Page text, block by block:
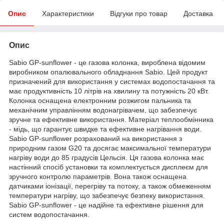
Опис Характеристики Відгуки про товар Доставка
Опис
Sabio GP-sunflower - це газова колонка, вироблена відомим
виробником опалювального обладнання Sabio. Цей продукт
призначений для використання у системах водопостачання та
має продуктивність 10 літрів на хвилину та потужність 20 кВт.
Колонка оснащена електронним розжигом пальника та
механічним управлінням водонагрівачем, що забезпечує
зручне та ефективне використання. Матеріал теплообмінника
- мідь, що гарантує швидке та ефективне нагрівання води.
Sabio GP-sunflower розрахований на використання з
природним газом G20 та досягає максимальної температури
нагріву води до 85 градусів Цельсія. Ця газова колонка має
настінний спосіб установки та комплектується дисплеєм для
зручного контролю параметрів. Вона також оснащена
датчиками іонізації, перегріву та потоку, а також обмеженням
температури нагріву, що забезпечує безпеку використання.
Sabio GP-sunflower - це надійне та ефективне рішення для
систем водопостачання.